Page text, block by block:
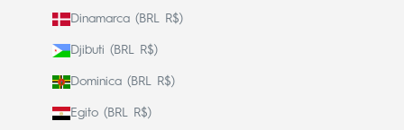
Dinamarca (BRL R$)
Djibuti (BRL R$)
Dominica (BRL R$)
Egito (BRL R$)